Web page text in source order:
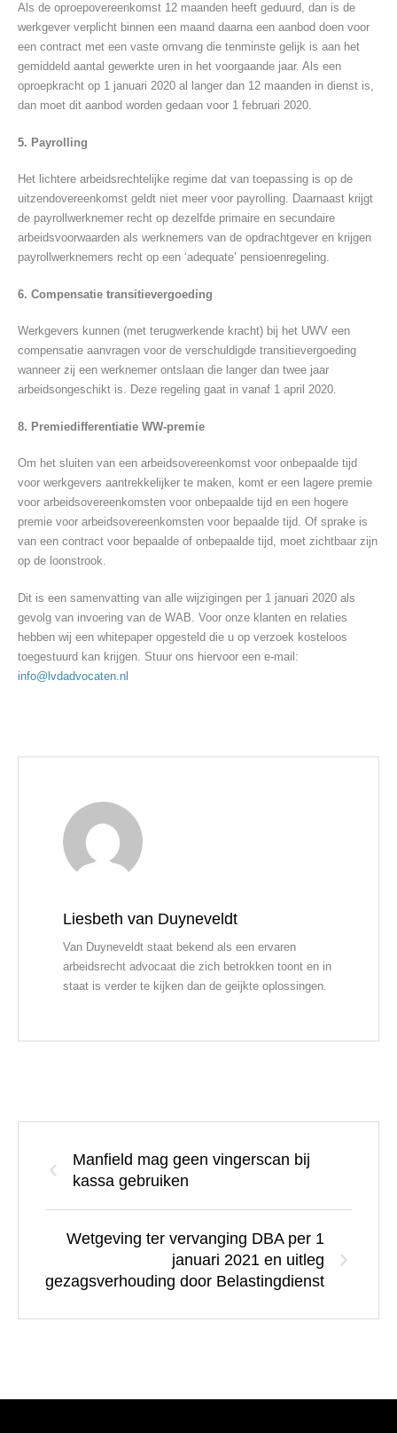
Als de oproepovereenkomst 12 maanden heeft geduurd, dan is de
werkgever verplicht binnen een maand daarna een aanbod doen voor
een contract met een vaste omvang die tenminste gelijk is aan het
gemiddeld aantal gewerkte uren in het voorgaande jaar. Als een
oproepkracht op 1 januari 2020 al langer dan 12 maanden in dienst is,
dan moet dit aanbod worden gedaan voor 1 februari 2020.
5. Payrolling
Het lichtere arbeidsrechtelijke regime dat van toepassing is op de
uitzendovereenkomst geldt niet meer voor payrolling. Daarnaast krijgt
de payrollwerknemer recht op dezelfde primaire en secundaire
arbeidsvoorwaarden als werknemers van de opdrachtgever en krijgen
payrollwerknemers recht op een ‘adequate’ pensioenregeling.
6. Compensatie transitievergoeding
Werkgevers kunnen (met terugwerkende kracht) bij het UWV een
compensatie aanvragen voor de verschuldigde transitievergoeding
wanneer zij een werknemer ontslaan die langer dan twee jaar
arbeidsongeschikt is. Deze regeling gaat in vanaf 1 april 2020.
8. Premiedifferentiatie WW-premie
Om het sluiten van een arbeidsovereenkomst voor onbepaalde tijd
voor werkgevers aantrekkelijker te maken, komt er een lagere premie
voor arbeidsovereenkomsten voor onbepaalde tijd en een hogere
premie voor arbeidsovereenkomsten voor bepaalde tijd. Of sprake is
van een contract voor bepaalde of onbepaalde tijd, moet zichtbaar zijn
op de loonstrook.
Dit is een samenvatting van alle wijzigingen per 1 januari 2020 als
gevolg van invoering van de WAB. Voor onze klanten en relaties
hebben wij een whitepaper opgesteld die u op verzoek kosteloos
toegestuurd kan krijgen. Stuur ons hiervoor een e-mail:
info@lvdadvocaten.nl
Liesbeth van Duyneveldt
Van Duyneveldt staat bekend als een ervaren
arbeidsrecht advocaat die zich betrokken toont en in
staat is verder te kijken dan de geijkte oplossingen.
Manfield mag geen vingerscan bij
kassa gebruiken
Wetgeving ter vervanging DBA per 1
januari 2021 en uitleg
gezagsverhouding door Belastingdienst